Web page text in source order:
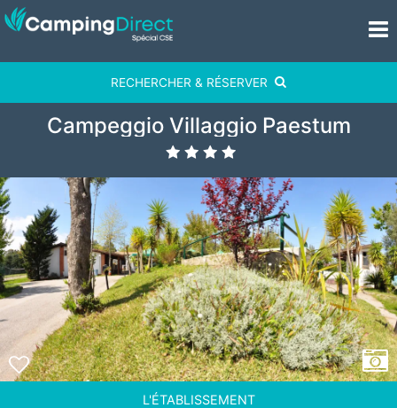
RECHERCHER & RÉSERVER
Campeggio Villaggio Paestum
L'ÉTABLISSEMENT